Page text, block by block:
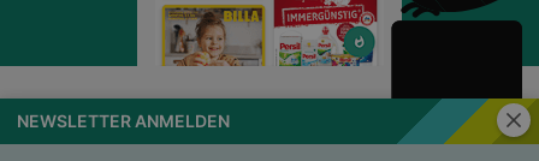
NEWSLETTER ANMELDEN
wogibtswas.at Impressum